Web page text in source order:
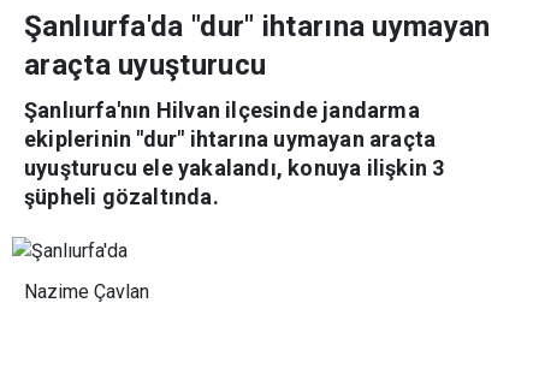
Şanlıurfa'da "dur" ihtarına uymayan
araçta uyuşturucu
Şanlıurfa'nın Hilvan ilçesinde jandarma
ekiplerinin "dur" ihtarına uymayan araçta
uyuşturucu ele yakalandı, konuya ilişkin 3
şüpheli gözaltında.
Nazime Çavlan